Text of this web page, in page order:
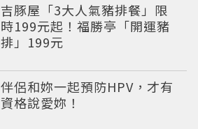
吉豚屋「3大人氣豬排餐」限
時199元起！福勝亭「開運豬
排」199元
伴侶和妳一起預防HPV，才有
資格說愛妳！